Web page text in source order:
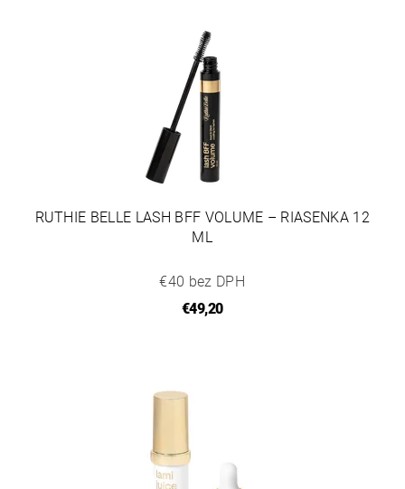
RUTHIE BELLE LASH BFF VOLUME – RIASENKA 12
ML
€40 bez DPH
€49,20